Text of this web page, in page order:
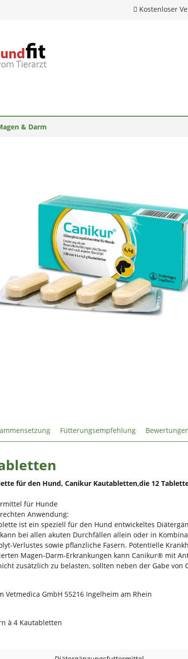
Kostenloser
& Darm
Fütterungsempfehlung
für den Hund, Canikur Kautabletten,die 12
für Hunde
Anwendung:
ist ein speziell für den Hund entwickeltes
bei allen akuten Durchfällen allein oder in
Verlustes sowie pflanzliche Fasern. Potentielle
Magen-Darm-Erkrankungen kann Canikur® mit
zusätzlich zu belasten, sollten neben der Gabe
Vetmedica GmbH 55216 Ingelheim am Rhein
à 4 Kautabletten